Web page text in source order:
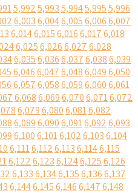
5,9925,9935,9945,9955,996
6,0036,0046,0056,0066,007
6,0146,0156,0166,0176,018
6,0256,0266,0276,028
6,0356,0366,0376,0386,039
6,0466,0476,0486,0496,050
6,0576,0586,0596,0606,061
6,0686,0696,0706,0716,072
6,0796,0806,0816,082
6,0896,0906,0916,0926,093
6,1006,1016,1026,1036,104
6,1116,1126,1136,1146,115
6,1226,1236,1246,1256,126
6,1336,1346,1356,1366,137
6,1446,1456,1466,1476,148